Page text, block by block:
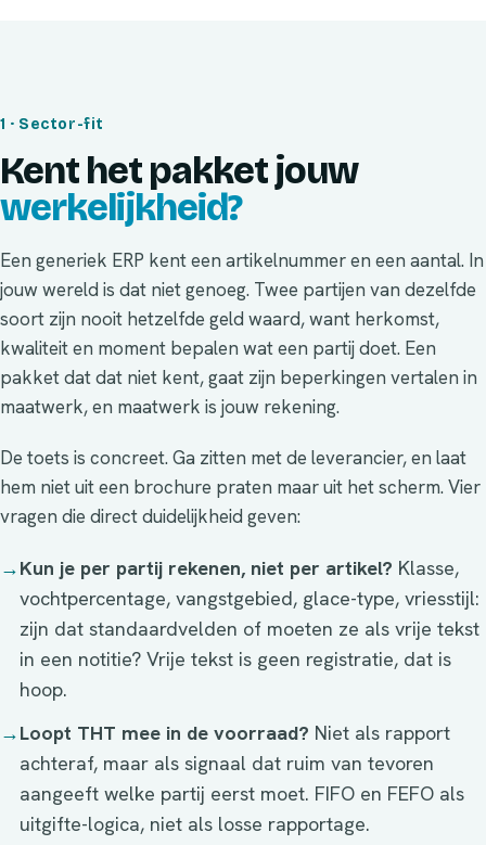
1 · Sector-fit
Kent het pakket jouw
werkelijkheid?
Een generiek ERP kent een artikelnummer en een aantal. In
jouw wereld is dat niet genoeg. Twee partijen van dezelfde
soort zijn nooit hetzelfde geld waard, want herkomst,
kwaliteit en moment bepalen wat een partij doet. Een
pakket dat dat niet kent, gaat zijn beperkingen vertalen in
maatwerk, en maatwerk is jouw rekening.
De toets is concreet. Ga zitten met de leverancier, en laat
hem niet uit een brochure praten maar uit het scherm. Vier
vragen die direct duidelijkheid geven:
→Kun je per partij rekenen, niet per artikel? Klasse,
vochtpercentage, vangstgebied, glace-type, vriesstijl:
zijn dat standaardvelden of moeten ze als vrije tekst
in een notitie? Vrije tekst is geen registratie, dat is
hoop.
→Loopt THT mee in de voorraad? Niet als rapport
achteraf, maar als signaal dat ruim van tevoren
aangeeft welke partij eerst moet. FIFO en FEFO als
uitgifte-logica, niet als losse rapportage.